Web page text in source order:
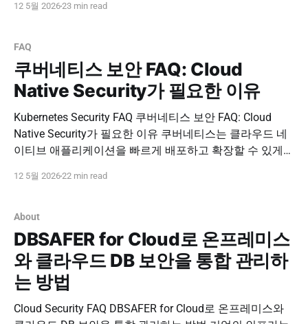
와 클라우드가 함께 운영되고, 관계형 DB와 NoSQL이 공존
보안 담당자가 관리해야 할 접근
12 5월 202623 min read
FAQ
쿠버네티스 보안 FAQ: Cloud
Native Security가 필요한 이유
Kubernetes Security FAQ 쿠버네티스 보안 FAQ: Cloud
Native Security가 필요한 이유 쿠버네티스는 클라우드 네
이티브 애플리케이션을 빠르게 배포하고 확장할 수 있게
잡한 관리 대상을 만듭니다. 컨테이너, 파드, 노드, 서비스
경로가 동적으로 생성되고 변경되기 때문입니다. 따라서
쿠버네티스
12 5월 202622 min read
About
DBSAFER for Cloud로 온프레미스
와 클라우드 DB 보안을 통합 관리하
는 방법
Cloud Security FAQ DBSAFER for Cloud로 온프레미스와